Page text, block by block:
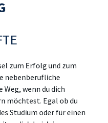
Research
Success
Innovation
Organizational
Kultur
zum Erfolg und zum
nebenberufliche
wenn du dich
möchtest. Egal ob du
Studium oder für einen